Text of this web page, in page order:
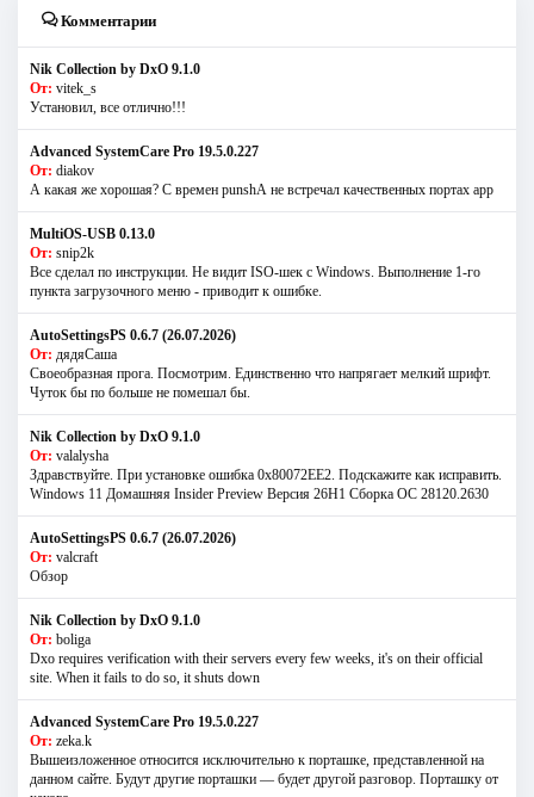
Комментарии
Nik Collection by DxO 9.1.0
От: vitek_s
Установил, все отлично!!!
Advanced SystemCare Pro 19.5.0.227
От: diakov
А какая же хорошая? С времен punshА не встречал качественных портах app
MultiOS-USB 0.13.0
От: snip2k
Все сделал по инструкции. Не видит ISO-шек с Windows. Выполнение 1-го
пункта загрузочного меню - приводит к ошибке.
AutoSettingsPS 0.6.7 (26.07.2026)
От: дядяСаша
Своеобразная прога. Посмотрим. Единственно что напрягает мелкий шрифт.
Чуток бы по больше не помешал бы.
Nik Collection by DxO 9.1.0
От: valalysha
Здравствуйте. При установке ошибка 0х80072EE2. Подскажите как исправить.
Windows 11 Домашняя Insider Preview Версия 26H1 Сборка ОС 28120.2630
AutoSettingsPS 0.6.7 (26.07.2026)
От: valcraft
Обзор
Nik Collection by DxO 9.1.0
От: boliga
Dxo requires verification with their servers every few weeks, it's on their official
site. When it fails to do so, it shuts down
Advanced SystemCare Pro 19.5.0.227
От: zeka.k
Вышеизложенное относится исключительно к порташке, представленной на
данном сайте. Будут другие порташки — будет другой разговор. Порташку от